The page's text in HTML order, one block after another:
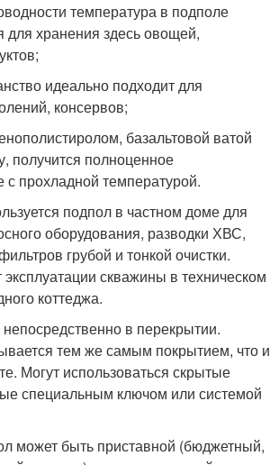
температура в подполе
хранения здесь овощей,
идеально подходит для
консервов;
базальтовой ватой
получится полноценное
прохладной температурой.
подпол в частном доме для
оборудования, разводки ХВС,
грубой и тонкой очистки.
скважины в техническом
коттеджа.
в перекрытии.
тем же самым покрытием, что и
Могут использоваться скрытые
специальным ключом или системой
может быть приставной (бюджетный,